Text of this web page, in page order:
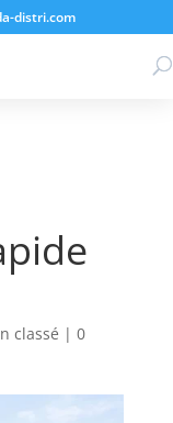
distri.com
classé | 0